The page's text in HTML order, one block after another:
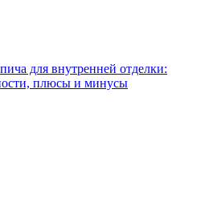
для внутренней отделки:
плюсы и минусы